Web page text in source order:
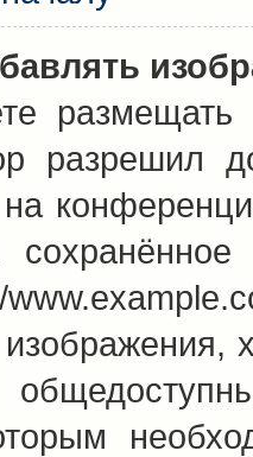
размещать
разрешил